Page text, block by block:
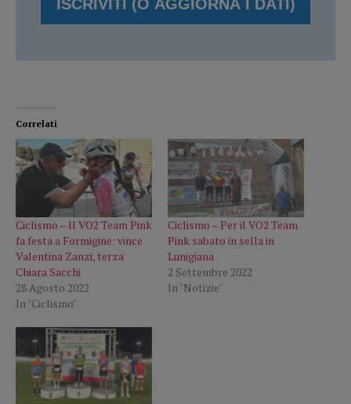
Correlati
Ciclismo – Il VO2 Team Pink
fa festa a Formigine: vince
Valentina Zanzi, terza
Chiara Sacchi
28 Agosto 2022
In "Ciclismo"
Ciclismo – Per il VO2 Team
Pink sabato in sella in
Lunigiana
2 Settembre 2022
In "Notizie"